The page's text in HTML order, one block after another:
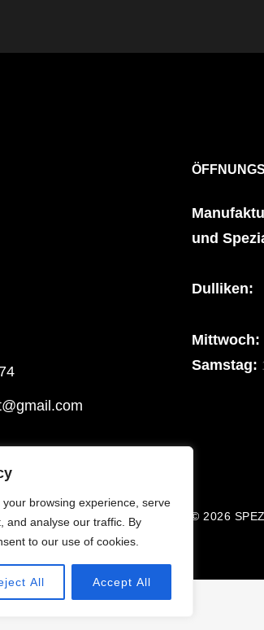
browsing experience, serve
and analyse our traffic. By
to our use of cookies.
All Accept All
und
Dulliken:
Mittwoch:
Samstag:
COPYRIGHT © 2026